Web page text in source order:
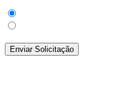
Enviar Solicitação